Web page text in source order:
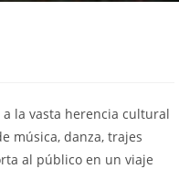
la vasta herencia cultural
música, danza, trajes
al público en un viaje